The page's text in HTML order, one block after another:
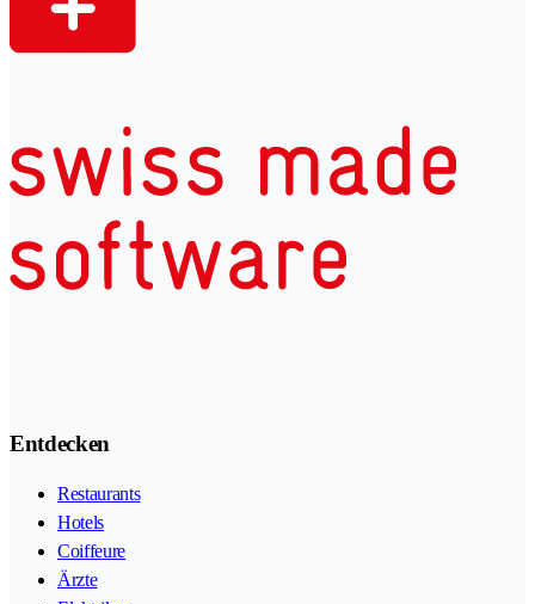
Entdecken
Restaurants
Hotels
Coiffeure
Ärzte